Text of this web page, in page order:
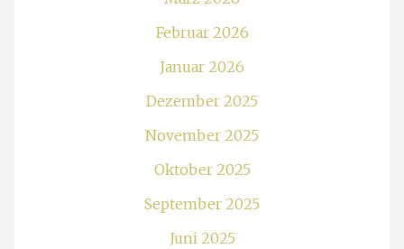
Februar 2026
Januar 2026
Dezember 2025
November 2025
Oktober 2025
September 2025
Juni 2025